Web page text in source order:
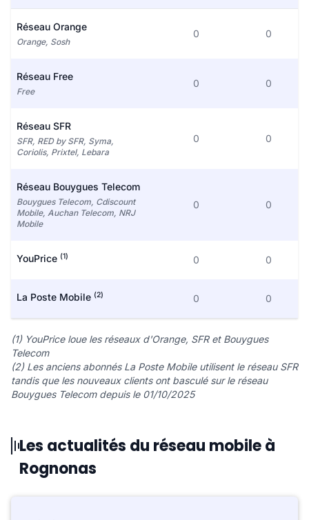
Réseau Orange
Orange, Sosh
0 0
Réseau Free
Free
0 0
Réseau SFR
SFR, RED by SFR, Syma,
Coriolis, Prixtel, Lebara
0 0
Réseau Bouygues Telecom
Bouygues Telecom, Cdiscount
Mobile, Auchan Telecom, NRJ
Mobile
0 0
YouPrice (1) 0 0
La Poste Mobile (2) 0 0
(1) YouPrice loue les réseaux d'Orange, SFR et Bouygues
Telecom
(2) Les anciens abonnés La Poste Mobile utilisent le réseau SFR
tandis que les nouveaux clients ont basculé sur le réseau
Bouygues Telecom depuis le 01/10/2025
Les actualités du réseau mobile à
Rognonas